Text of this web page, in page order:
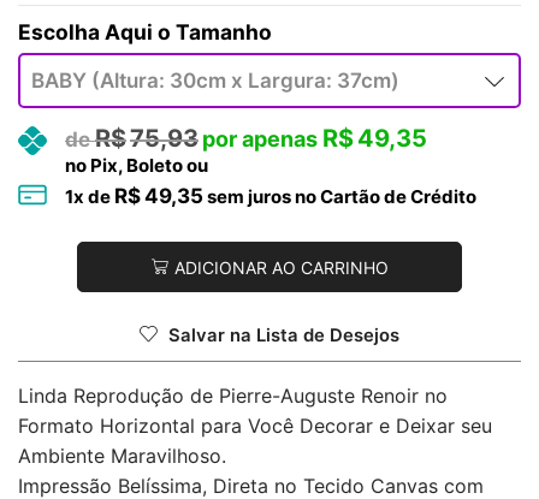
Tamanho
R$75,93 R$49,35
no Pix, Boleto ou
1x de R$49,35 sem juros no Cartão de Crédito
ADICIONAR AO CARRINHO
Salvar na Lista de Desejos
Linda Reprodução de Pierre-Auguste Renoir no
Formato Horizontal para Você Decorar e Deixar seu
Ambiente Maravilhoso.
Impressão Belíssima, Direta no Tecido Canvas com